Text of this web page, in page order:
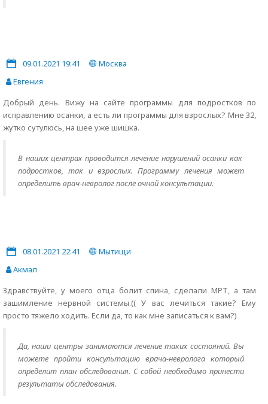
09.01.2021 19:41
Москва
Евгения
Добрый день. Вижу на сайте программы для подростков по
исправлению осанки, а есть ли программы для взрослых? Мне 32,
жутко сутулюсь, на шее уже шишка.
В наших центрах проводится лечение нарушений осанки как
подростков, так и взрослых. Программу лечения может
определить врач-невролог после очной консультации.
08.01.2021 22:41
Мытищи
Акмал
Здравствуйте, у моего отца болит спина, сделали МРТ, а там
зашимление нервной системы.(( У вас лечиться такие? Ему
просто тяжело ходить. Если да, то как мне записаться к вам?)
Да, наши центры занимаются лечение таких состояний. Вы
можете пройти консультацию врача-невролога который
определит план обследования. С собой необходимо принести
результаты обследования.